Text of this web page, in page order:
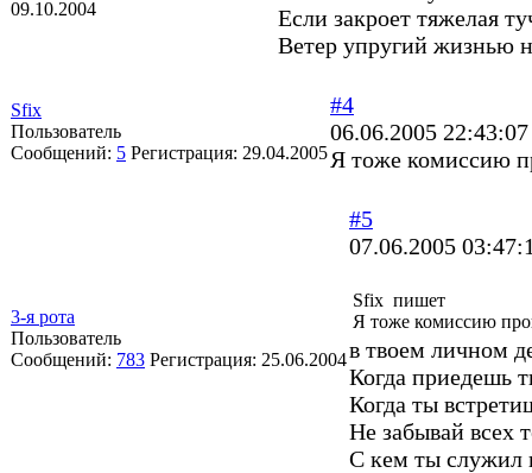
09.10.2004
Если закроет тяжелая
Ветер упругий жизнью
Sfix
Пользователь
Сообщений: 5 Регистрация: 29.04.2005
#4
06.06.2005 22:43:07
Я тоже комиссию
3-я рота
Пользователь
Сообщений: 783 Регистрация: 25.06.2004
#5
07.06.2005
Sfix пишет
Я тоже комиссию
в твоем личном
Когда приедешь
Когда ты
Не забывай всех
С кем ты служил